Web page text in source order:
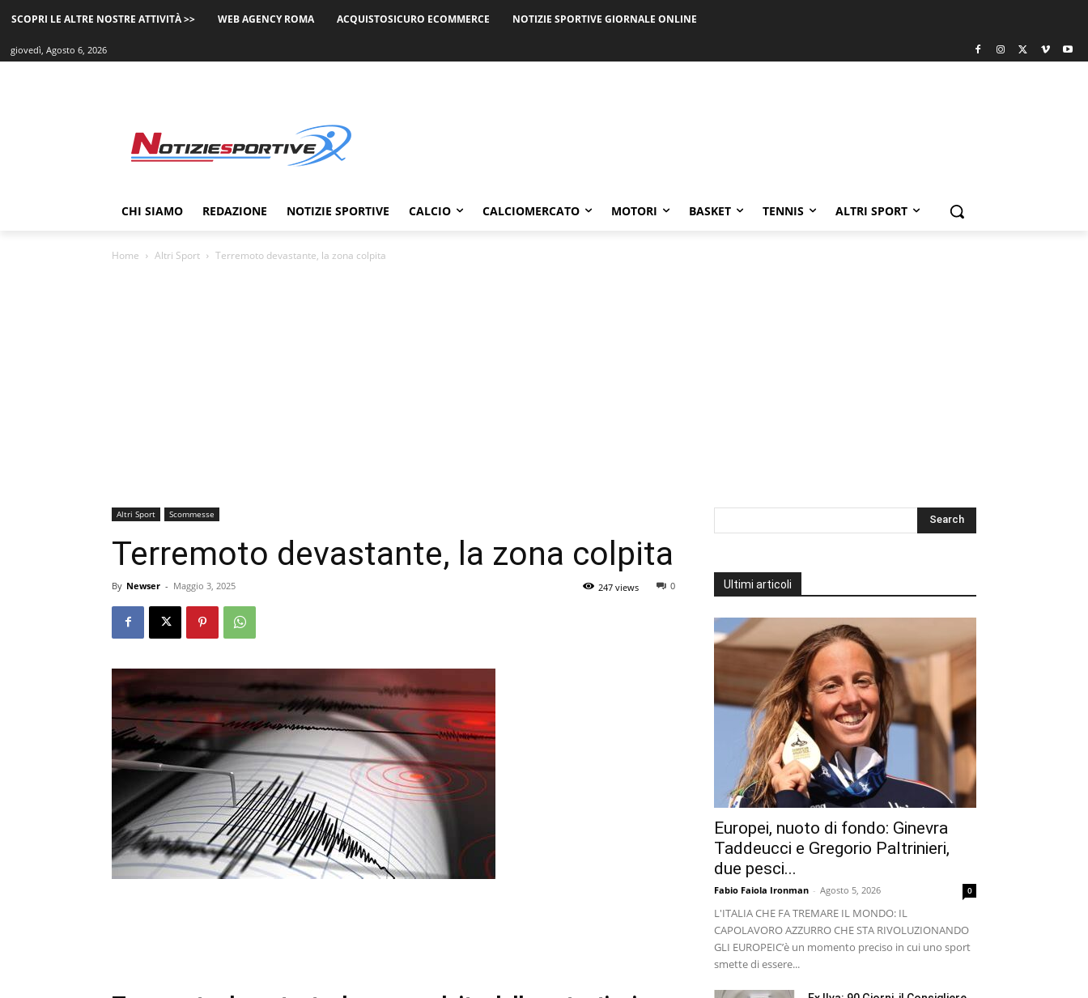
SCOPRI LE ALTRE NOSTRE ATTIVITÀ >> WEB AGENCY ROMA ACQUISTOSICURO ECOMMERCE NOTIZIE SPORTIVE GIORNALE ONLINE
giovedì, Agosto 6, 2026
CHI SIAMO REDAZIONE NOTIZIE SPORTIVE CALCIO CALCIOMERCATO MOTORI BASKET TENNIS ALTRI SPORT
Home Altri Sport Terremoto devastante, la zona colpita
Altri Sport Scommesse
Terremoto devastante, la zona colpita
By Newser - Maggio 3, 2025 0
247 views Ultimi articoli
Europei, nuoto di fondo: Ginevra
Taddeucci e Gregorio Paltrinieri,
due pesci...
Fabio Faiola Ironman - Agosto 5, 2026 0
L'ITALIA CHE FA TREMARE IL MONDO: IL
CAPOLAVORO AZZURRO CHE STA RIVOLUZIONANDO
GLI EUROPEI ​C’è un momento preciso in cui uno sport
smette di essere...